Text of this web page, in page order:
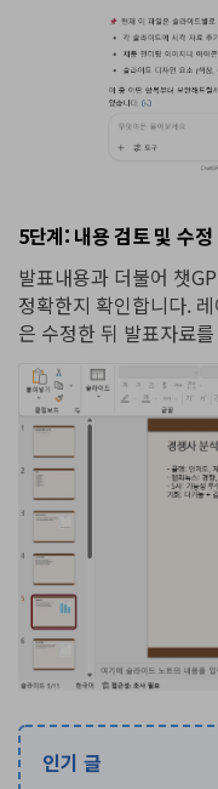
5단계: 내용 검토 및 수정
발표내용과 더불어 챗
정확한지 확인합니다.
은 수정한 뒤 발표자료
인기 글